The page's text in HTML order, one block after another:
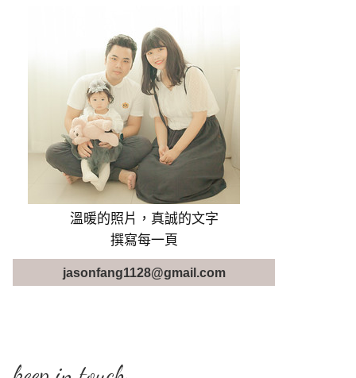
溫暖的照片，真誠的文字
撰寫每一頁
jasonfang1128@gmail.com